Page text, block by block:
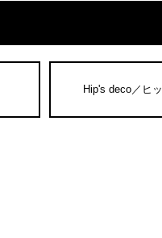
Hip's deco／ヒ